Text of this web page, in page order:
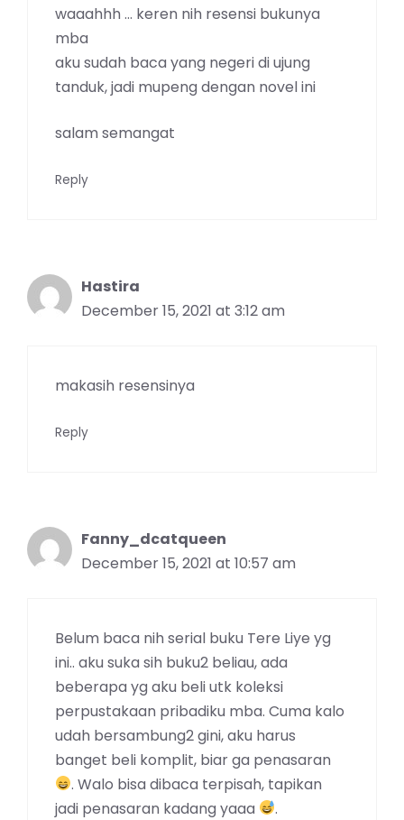
waaahhh … keren nih resensi bukunya
mba
aku sudah baca yang negeri di ujung
tanduk, jadi mupeng dengan novel ini
salam semangat
Reply
Hastira
December 15, 2021 at 3:12 am
makasih resensinya
Reply
Fanny_dcatqueen
December 15, 2021 at 10:57 am
Belum baca nih serial buku Tere Liye yg
ini.. aku suka sih buku2 beliau, ada
beberapa yg aku beli utk koleksi
perpustakaan pribadiku mba. Cuma kalo
udah bersambung2 gini, aku harus
banget beli komplit, biar ga penasaran
. Walo bisa dibaca terpisah, tapikan
jadi penasaran kadang yaaa
.